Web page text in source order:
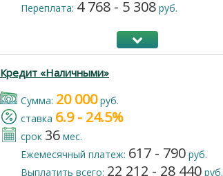
Переплата: 4 768 - 5 308 руб.
Кредит «Наличными»
Cумма: 20 000руб.
cтавка 6.9 - 24.5%
срок 36 мес.
Ежемесячный платеж: 617 - 790 руб.
Выплатить всего: 22 212 - 28 440 руб.